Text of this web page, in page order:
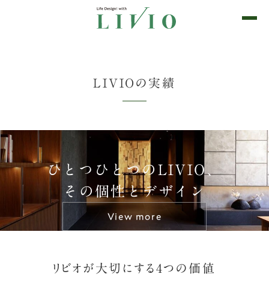
LIVIOの実績
ひとつひとつのLIVIO、
その個性とデザイン
View more
リビオが大切にする4つの価値